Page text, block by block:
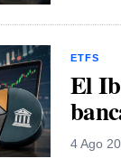
ETFS
El
4 Ago